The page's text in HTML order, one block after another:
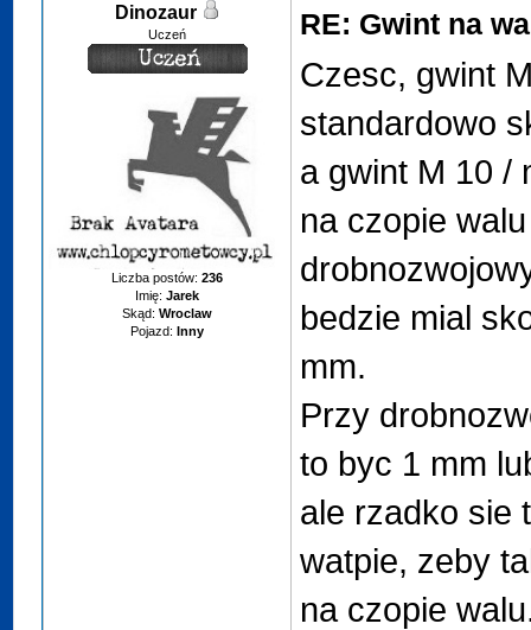
Dinozaur
Uczeń
Liczba postów:236
Imię: Jarek
Skąd: Wroclaw
Pojazd: Inny
RE: Gwint na
Czesc, gwint
standardowo
a gwint M 10 /
na czopie
bedzie mial
mm.
Przy
to byc 1 mm
ale rzadko sie
watpie, zeby
na czopie